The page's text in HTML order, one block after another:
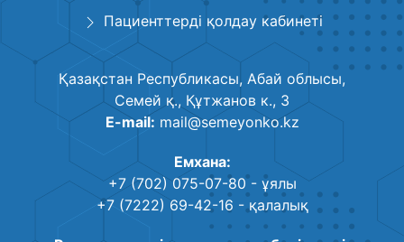
Пациенттерді қолдау кабинеті
Қазақстан Республикасы, Абай облысы,
Семей қ., Құтжанов к., 3
E-mail: mail@semeyonko.kz
Емхана:
+7 (702) 075-07-80- ұялы
+7 (7222) 69-42-16 - қалалық